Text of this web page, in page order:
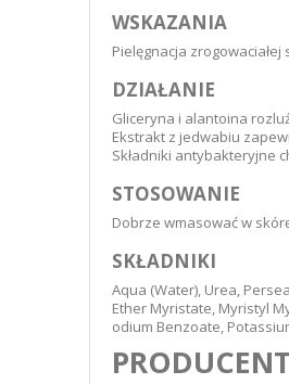
WSKAZANIA
Pielęgnacja zrogowaciałej
DZIAŁANIE
Gliceryna i alantoina
Ekstrakt z jedwabiu
Składniki antybakteryjne
STOSOWANIE
Dobrze wmasować w
SKŁADNIKI
Aqua (Water), Urea,
Ether Myristate, Myristyl
odium Benzoate,